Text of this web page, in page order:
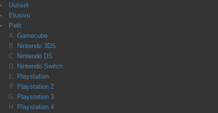
Uutiset
Etusivu
Pelit
Gamecube
Nintendo 3DS
Nintendo DS
Nintendo Switch
Playstation
Playstation 2
Playstation 3
Playstation 4